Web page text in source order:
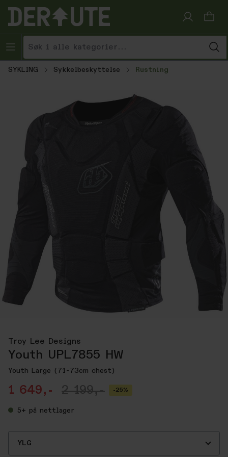
Hopp til innhold
SYKLING Sykkelbeskyttelse Rustning
Troy Lee Designs
Youth UPL7855 HW
Youth Large (71-73cm chest)
1 649,- 2 199,- -25%
5+ på nettlager
YLG